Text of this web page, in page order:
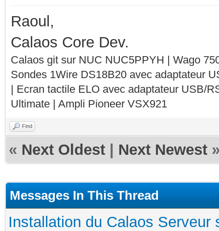
Raoul,
Calaos Core Dev.
Calaos git sur NUC NUC5PPYH | Wago
Sondes 1Wire DS18B20 avec adaptateur
| Ecran tactile ELO avec adaptateur USB/
Ultimate | Ampli Pioneer VSX921
Find
« Next Oldest Next Newest
Messages In This Thread
Installation du Calaos Serveur